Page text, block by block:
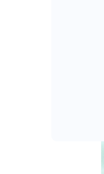
依赖
(G-
反式
有